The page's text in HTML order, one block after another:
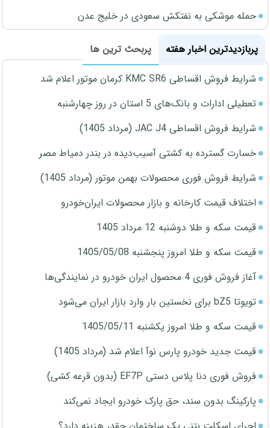
حمله موشکی به نفتکش سعودی در خلیج عدن
پربازدیدترین اخبار هفته
پربحث ترین ها
شرایط فروش اقساطی KMC SR6 کرمان موتور اعلام شد
تعطیلی ادارات و بانک‌های 5 استان در روز چهارشنبه
شرایط فروش اقساطی JAC J4 (مرداد 1405)
خسارت گسترده به کشتی آسیب‌دیده در بندر دمیاط مصر
شرایط فروش فوری محصولات بهمن موتور (مرداد 1405)
اختلاف قیمت کارخانه و بازار محصولات ایران‌خودرو
قیمت سکه و طلا دوشنبه 12 مرداد 1405
قیمت سکه و طلا امروز پنجشنبه 1405/05/08
آغاز فروش فوری 4 محصول ایران خودرو در نمایندگی‌ها
تویوتا bZ5 برای نخستین بار وارد بازار ایران می‌شود
قیمت سکه و طلا امروز یکشنبه 1405/05/11
قیمت جدید خودرو پارس نوآ اعلام شد (مرداد 1405)
فروش فوری دنا پلاس دستی EF7P (بدون قرعه کشی)
پارکینگ بدون سند، حق پارک خودرو ایجاد نمی‌کند